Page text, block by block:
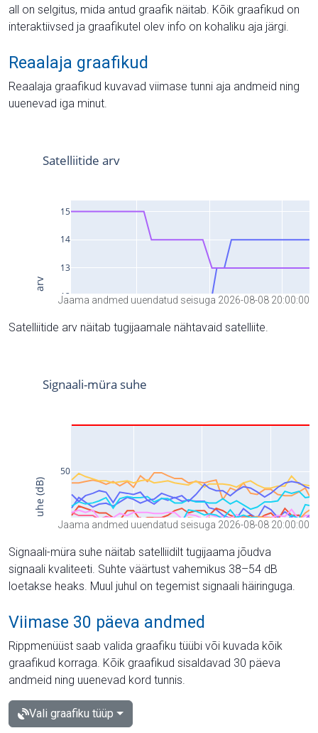
all on selgitus, mida antud graafik näitab. Kõik graafikud on
interaktiivsed ja graafikutel olev info on kohaliku aja järgi.
Reaalaja graafikud
Reaalaja graafikud kuvavad viimase tunni aja andmeid ning
uuenevad iga minut.
Jaama andmed uuendatud seisuga 2026-08-08 20:00:00
Satelliitide arv näitab tugijaamale nähtavaid satelliite.
Jaama andmed uuendatud seisuga 2026-08-08 20:00:00
Signaali-müra suhe näitab satelliidilt tugijaama jõudva
signaali kvaliteeti. Suhte väärtust vahemikus 38–54 dB
loetakse heaks. Muul juhul on tegemist signaali häiringuga.
Viimase 30 päeva andmed
Rippmenüüst saab valida graafiku tüübi või kuvada kõik
graafikud korraga. Kõik graafikud sisaldavad 30 päeva
andmeid ning uuenevad kord tunnis.
Vali graafiku tüüp